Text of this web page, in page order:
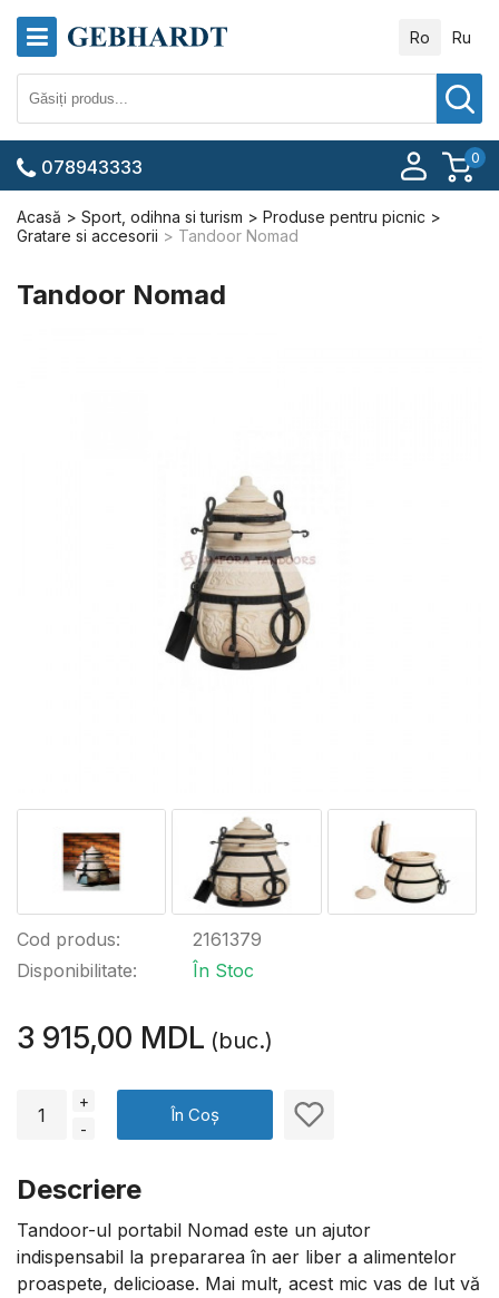
Ro Ru
0
078943333
Acasă Sport, odihna si turism
Produse pentru picnic
Gratare si accesorii
Tandoor Nomad
Tandoor Nomad
Cod produs:
Disponibilitate:
2161379
În Stoc
3 915,00 MDL (buc.)
+
-
În Coș
Descriere
Tandoor-ul portabil Nomad este un ajutor
indispensabil la prepararea în aer liber a alimentelor
proaspete, delicioase. Mai mult, acest mic vas de lut vă